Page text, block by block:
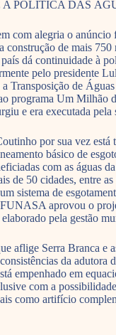
A POLÍTICA DAS
com alegria o anúncio
construção de mais
dá continuidade à
pelo presidente
Transposição de
programa Um Milhão
e era executada
por sua vez está
básico de
com as águas
de 50 cidades, entre as
sistema de
aprovou o
pela gestão
aflige Serra Branca e
da adutora
empenhado em
com a
como artifício